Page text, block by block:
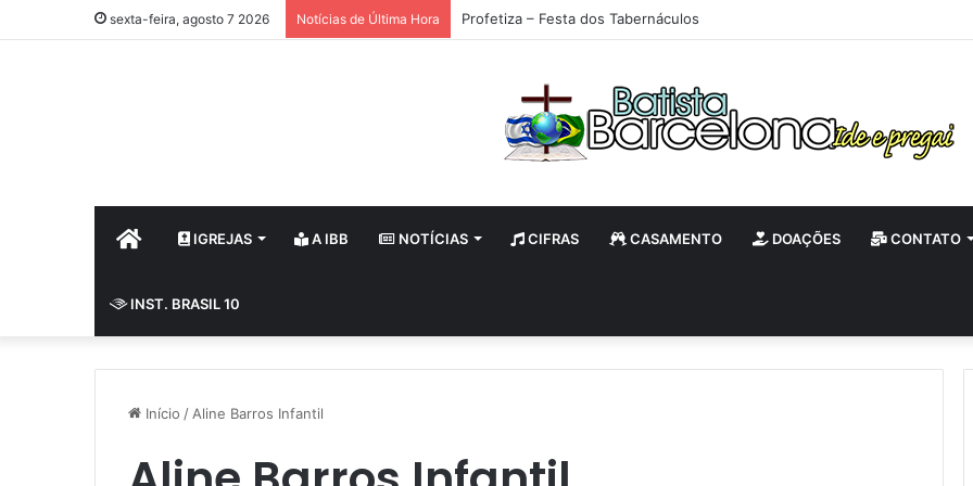
sexta-feira, agosto 7 2026 Notícias de Última Hora Profetiza – Festa dos Tabernáculos
HOME IGREJAS A IBB NOTÍCIAS CIFRAS CASAMENTO DOAÇÕES CONTATO
INST. BRASIL 10
Início / Aline Barros Infantil